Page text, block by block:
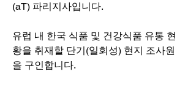
(aT) 파리지사입니다.
유럽 내 한국 식품 및 건강식품 유통 현
황을 취재할 단기(일회성) 현지 조사원
을 구인합니다.